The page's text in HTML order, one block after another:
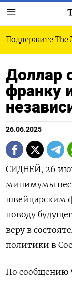
Поддержите The
Доллар
франку
26.06.2025
СИДНЕЙ, 26
минимумы
швейцарским
поводу
веру в
политики в
По сообщению